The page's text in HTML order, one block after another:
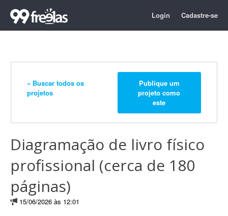
Login Cadastre-se
« Buscar todos os
projetos
Publique um
projeto como
este
Diagramação de livro físico
profissional (cerca de 180
páginas)
15/06/2026 às 12:01